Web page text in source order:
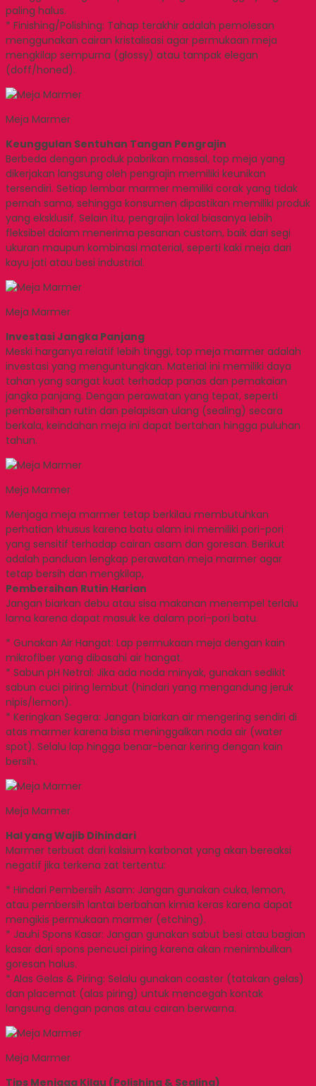
paling halus.
* Finishing/Polishing: Tahap terakhir adalah pemolesan
menggunakan cairan kristalisasi agar permukaan meja
mengkilap sempurna (glossy) atau tampak elegan
(doff/honed).
Meja Marmer
Keunggulan Sentuhan Tangan Pengrajin
Berbeda dengan produk pabrikan massal, top meja yang
dikerjakan langsung oleh pengrajin memiliki keunikan
tersendiri. Setiap lembar marmer memiliki corak yang tidak
pernah sama, sehingga konsumen dipastikan memiliki produk
yang eksklusif. Selain itu, pengrajin lokal biasanya lebih
fleksibel dalam menerima pesanan custom, baik dari segi
ukuran maupun kombinasi material, seperti kaki meja dari
kayu jati atau besi industrial.
Meja Marmer
Investasi Jangka Panjang
Meski harganya relatif lebih tinggi, top meja marmer adalah
investasi yang menguntungkan. Material ini memiliki daya
tahan yang sangat kuat terhadap panas dan pemakaian
jangka panjang. Dengan perawatan yang tepat, seperti
pembersihan rutin dan pelapisan ulang (sealing) secara
berkala, keindahan meja ini dapat bertahan hingga puluhan
tahun.
Meja Marmer
Menjaga meja marmer tetap berkilau membutuhkan
perhatian khusus karena batu alam ini memiliki pori-pori
yang sensitif terhadap cairan asam dan goresan. Berikut
adalah panduan lengkap perawatan meja marmer agar
tetap bersih dan mengkilap,
Pembersihan Rutin Harian
Jangan biarkan debu atau sisa makanan menempel terlalu
lama karena dapat masuk ke dalam pori-pori batu.
* Gunakan Air Hangat: Lap permukaan meja dengan kain
mikrofiber yang dibasahi air hangat.
* Sabun pH Netral: Jika ada noda minyak, gunakan sedikit
sabun cuci piring lembut (hindari yang mengandung jeruk
nipis/lemon).
* Keringkan Segera: Jangan biarkan air mengering sendiri di
atas marmer karena bisa meninggalkan noda air (water
spot). Selalu lap hingga benar-benar kering dengan kain
bersih.
Meja Marmer
Hal yang Wajib Dihindari
Marmer terbuat dari kalsium karbonat yang akan bereaksi
negatif jika terkena zat tertentu:
* Hindari Pembersih Asam: Jangan gunakan cuka, lemon,
atau pembersih lantai berbahan kimia keras karena dapat
mengikis permukaan marmer (etching).
* Jauhi Spons Kasar: Jangan gunakan sabut besi atau bagian
kasar dari spons pencuci piring karena akan menimbulkan
goresan halus.
* Alas Gelas & Piring: Selalu gunakan coaster (tatakan gelas)
dan placemat (alas piring) untuk mencegah kontak
langsung dengan panas atau cairan berwarna.
Meja Marmer
Tips Menjaga Kilau (Polishing & Sealing)